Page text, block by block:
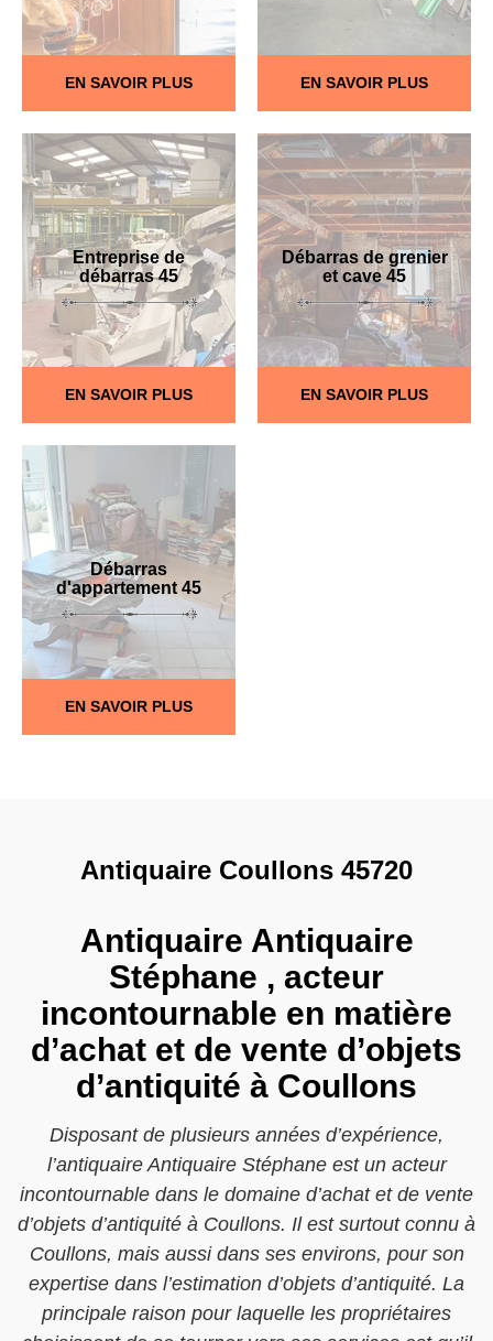
EN SAVOIR PLUS EN SAVOIR PLUS
Entreprise de
débarras 45
EN SAVOIR PLUS
Débarras de grenier
et cave 45
EN SAVOIR PLUS
Débarras
d'appartement 45
EN SAVOIR PLUS
Antiquaire Coullons 45720
Antiquaire Antiquaire
Stéphane , acteur
incontournable en matière
d’achat et de vente d’objets
d’antiquité à Coullons
Disposant de plusieurs années d’expérience,
l’antiquaire Antiquaire Stéphane est un acteur
incontournable dans le domaine d’achat et de vente
d’objets d’antiquité à Coullons. Il est surtout connu à
Coullons, mais aussi dans ses environs, pour son
expertise dans l’estimation d’objets d’antiquité. La
principale raison pour laquelle les propriétaires